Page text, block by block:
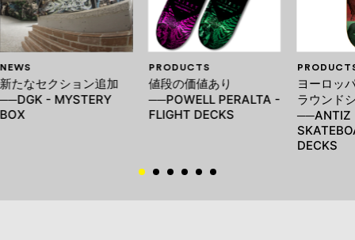
NEWS
新たなセクション追加
──DGK - MYSTERY
BOX
PRODUCTS
値段の価値あり
──POWELL PERALTA -
FLIGHT DECKS
ヨーロッ
ラウンド
──ANTIZ
DECKS